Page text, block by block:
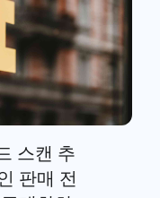
스캔 추
판매 전